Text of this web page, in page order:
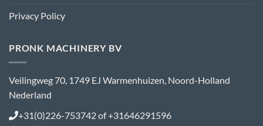
Privacy Policy
PRONK MACHINERY BV
Veilingweg 70, 1749 EJ Warmenhuizen, Noord-Holland
Nederland
+31(0)226-753742 of +31646291596